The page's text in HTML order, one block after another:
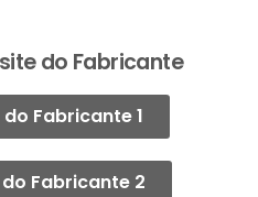
do Fabricante
Fabricante 1
Fabricante 2